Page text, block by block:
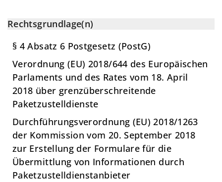
Rechtsgrundlage(n)
§ 4 Absatz 6 Postgesetz (PostG)
Verordnung (EU) 2018/644 des Europäischen
Parlaments und des Rates vom 18. April
2018 über grenzüberschreitende
Paketzustelldienste
Durchführungsverordnung (EU) 2018/1263
der Kommission vom 20. September 2018
zur Erstellung der Formulare für die
Übermittlung von Informationen durch
Paketzustelldienstanbieter